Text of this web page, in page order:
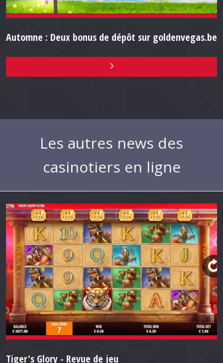
Automne : Deux bonus de dépôt sur goldenvegas.be
Les autres news des
casinotiers en ligne
Tiger's Glory - Revue de jeu